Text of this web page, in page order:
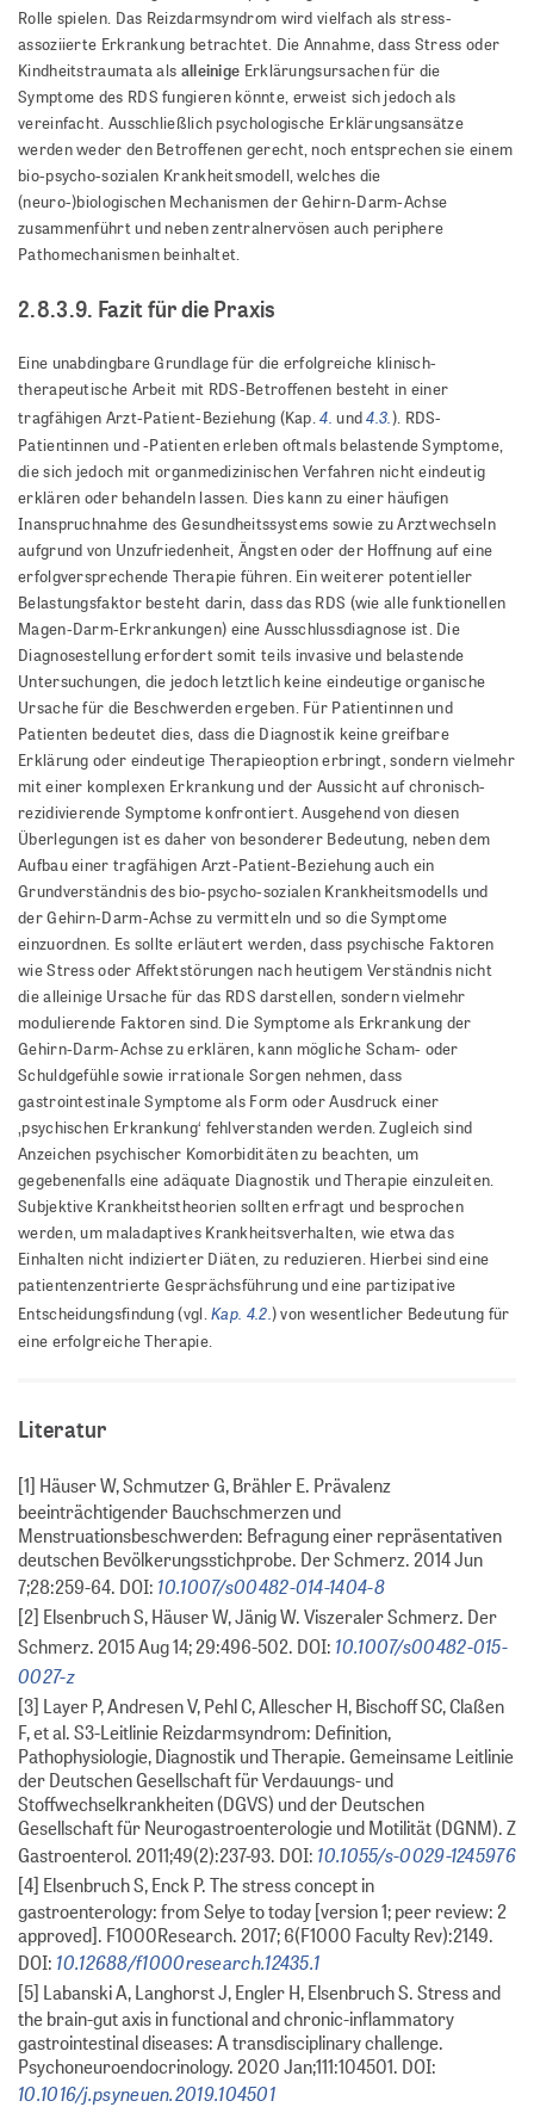
Rolle spielen. Das Reizdarmsyndrom wird vielfach als stress-
assoziierte Erkrankung betrachtet. Die Annahme, dass Stress oder
Kindheitstraumata als alleinige Erklärungsursachen für die
Symptome des RDS fungieren könnte, erweist sich jedoch als
vereinfacht. Ausschließlich psychologische Erklärungsansätze
werden weder den Betroffenen gerecht, noch entsprechen sie einem
bio-psycho-sozialen Krankheitsmodell, welches die
(neuro-)biologischen Mechanismen der Gehirn-Darm-Achse
zusammenführt und neben zentralnervösen auch periphere
Pathomechanismen beinhaltet.
2.8.3.9. Fazit für die Praxis
Eine unabdingbare Grundlage für die erfolgreiche klinisch-
therapeutische Arbeit mit RDS-Betroffenen besteht in einer
tragfähigen Arzt-Patient-Beziehung (Kap.4. und4.3. ). RDS-
Patientinnen und -Patienten erleben oftmals belastende Symptome,
die sich jedoch mit organmedizinischen Verfahren nicht eindeutig
erklären oder behandeln lassen. Dies kann zu einer häufigen
Inanspruchnahme des Gesundheitssystems sowie zu Arztwechseln
aufgrund von Unzufriedenheit, Ängsten oder der Hoffnung auf eine
erfolgversprechende Therapie führen. Ein weiterer potentieller
Belastungsfaktor besteht darin, dass das RDS (wie alle funktionellen
Magen-Darm-Erkrankungen) eine Ausschlussdiagnose ist. Die
Diagnosestellung erfordert somit teils invasive und belastende
Untersuchungen, die jedoch letztlich keine eindeutige organische
Ursache für die Beschwerden ergeben. Für Patientinnen und
Patienten bedeutet dies, dass die Diagnostik keine greifbare
Erklärung oder eindeutige Therapieoption erbringt, sondern vielmehr
mit einer komplexen Erkrankung und der Aussicht auf chronisch-
rezidivierende Symptome konfrontiert. Ausgehend von diesen
Überlegungen ist es daher von besonderer Bedeutung, neben dem
Aufbau einer tragfähigen Arzt-Patient-Beziehung auch ein
Grundverständnis des bio-psycho-sozialen Krankheitsmodells und
der Gehirn-Darm-Achse zu vermitteln und so die Symptome
einzuordnen. Es sollte erläutert werden, dass psychische Faktoren
wie Stress oder Affektstörungen nach heutigem Verständnis nicht
die alleinige Ursache für das RDS darstellen, sondern vielmehr
modulierende Faktoren sind. Die Symptome als Erkrankung der
Gehirn-Darm-Achse zu erklären, kann mögliche Scham- oder
Schuldgefühle sowie irrationale Sorgen nehmen, dass
gastrointestinale Symptome als Form oder Ausdruck einer
‚psychischen Erkrankung‘ fehlverstanden werden. Zugleich sind
Anzeichen psychischer Komorbiditäten zu beachten, um
gegebenenfalls eine adäquate Diagnostik und Therapie einzuleiten.
Subjektive Krankheitstheorien sollten erfragt und besprochen
werden, um maladaptives Krankheitsverhalten, wie etwa das
Einhalten nicht indizierter Diäten, zu reduzieren. Hierbei sind eine
patientenzentrierte Gesprächsführung und eine partizipative
Entscheidungsfindung (vgl.Kap. 4.2. ) von wesentlicher Bedeutung für
eine erfolgreiche Therapie.
Literatur
[1] Häuser W, Schmutzer G, Brähler E. Prävalenz
beeinträchtigender Bauchschmerzen und
Menstruationsbeschwerden: Befragung einer repräsentativen
deutschen Bevölkerungsstichprobe. Der Schmerz. 2014 Jun
7;28:259-64. DOI: 10.1007/s00482-014-1404-8
[2] Elsenbruch S, Häuser W, Jänig W. Viszeraler Schmerz. Der
Schmerz. 2015 Aug 14; 29:496-502. DOI: 10.1007/s00482-015-
0027-z
[3] Layer P, Andresen V, Pehl C, Allescher H, Bischoff SC, Claßen
F, et al. S3-Leitlinie Reizdarmsyndrom: Definition,
Pathophysiologie, Diagnostik und Therapie. Gemeinsame Leitlinie
der Deutschen Gesellschaft für Verdauungs- und
Stoffwechselkrankheiten (DGVS) und der Deutschen
Gesellschaft für Neurogastroenterologie und Motilität (DGNM). Z
Gastroenterol. 2011;49(2):237-93. DOI: 10.1055/s-0029-1245976
[4] Elsenbruch S, Enck P. The stress concept in
gastroenterology: from Selye to today [version 1; peer review: 2
approved]. F1000Research. 2017; 6(F1000 Faculty Rev):2149.
DOI: 10.12688/f1000research.12435.1
[5] Labanski A, Langhorst J, Engler H, Elsenbruch S. Stress and
the brain-gut axis in functional and chronic-inflammatory
gastrointestinal diseases: A transdisciplinary challenge.
Psychoneuroendocrinology. 2020 Jan;111:104501. DOI:
10.1016/j.psyneuen.2019.104501